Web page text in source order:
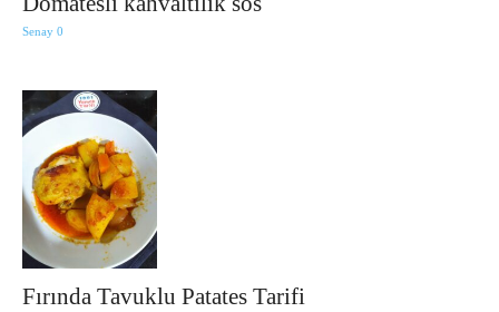
Senay 0
Fırında Tavuklu Patates Tarifi